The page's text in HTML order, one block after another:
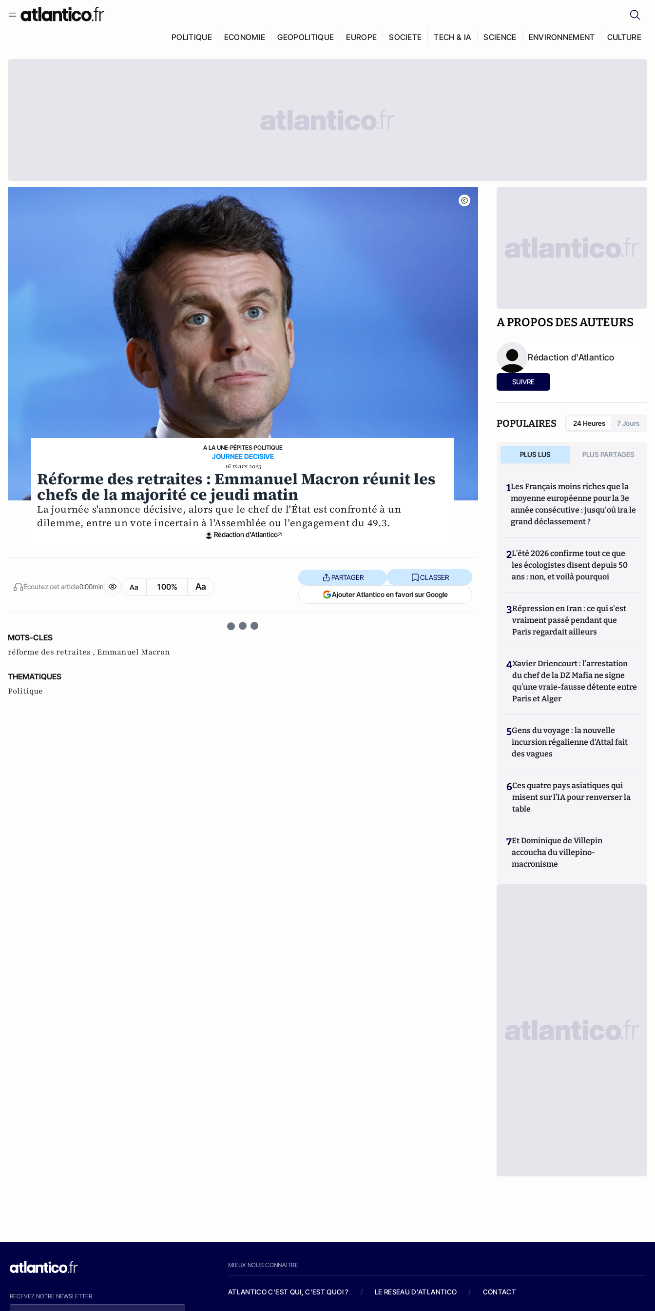
POLITIQUE ECONOMIE GEOPOLITIQUE EUROPE SOCIETE TECH & IA SCIENCE ENVIRONNEMENT CULTURE
A LA UNE›PÉPITES›POLITIQUE
JOURNEE DECISIVE
16 mars 2023
Réforme des retraites : Emmanuel Macron réunit les
chefs de la majorité ce jeudi matin
La journée s'annonce décisive, alors que le chef de l'État est confronté à un
dilemme, entre un vote incertain à l'Assemblée ou l'engagement du 49.3.
Rédaction d'Atlantico
Écoutez cet article0:00min Aa 100% Aa
PARTAGER CLASSER
Ajouter Atlantico en favori sur Google
MOTS-CLES
réforme des retraites , Emmanuel Macron
THEMATIQUES
Politique
A PROPOS DES AUTEURS
Rédaction d'Atlantico
SUIVRE
POPULAIRES 24 Heures 7 Jours
PLUS LUS PLUS PARTAGES
1Les Français moins riches que la
moyenne européenne pour la 3e
année consécutive : jusqu'où ira le
grand déclassement ?
2L’été 2026 confirme tout ce que
les écologistes disent depuis 50
ans : non, et voilà pourquoi
3Répression en Iran : ce qui s'est
vraiment passé pendant que
Paris regardait ailleurs
4Xavier Driencourt : l’arrestation
du chef de la DZ Mafia ne signe
qu’une vraie-fausse détente entre
Paris et Alger
5Gens du voyage : la nouvelle
incursion régalienne d'Attal fait
des vagues
6Ces quatre pays asiatiques qui
misent sur l’IA pour renverser la
table
7Et Dominique de Villepin
accoucha du villepino-
macronisme
RECEVEZ NOTRE NEWSLETTER
MIEUX NOUS CONNAITRE
ATLANTICO C'EST QUI, C'EST QUOI ? / LE RESEAU D'ATLANTICO / CONTACT